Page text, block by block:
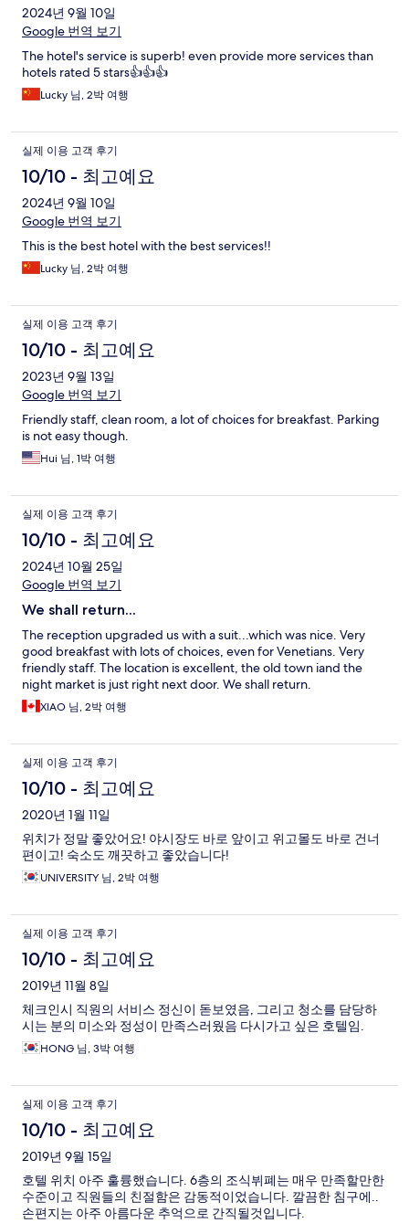
2024년 9월 10일
Google 번역 보기
The hotel's service is superb! even provide more services than
hotels rated 5 stars👍👍👍
Lucky 님, 2박 여행
실제 이용 고객 후기
10/10 - 최고예요
2024년 9월 10일
Google 번역 보기
This is the best hotel with the best services!!
Lucky 님, 2박 여행
실제 이용 고객 후기
10/10 - 최고예요
2023년 9월 13일
Google 번역 보기
Friendly staff, clean room, a lot of choices for breakfast. Parking
is not easy though.
Hui 님, 1박 여행
실제 이용 고객 후기
10/10 - 최고예요
2024년 10월 25일
Google 번역 보기
We shall return...
The reception upgraded us with a suit...which was nice. Very
good breakfast with lots of choices, even for Venetians. Very
friendly staff. The location is excellent, the old town iand the
night market is just right next door. We shall return.
XIAO 님, 2박 여행
실제 이용 고객 후기
10/10 - 최고예요
2020년 1월 11일
위치가 정말 좋았어요! 야시장도 바로 앞이고 위고몰도 바로 건너
편이고! 숙소도 깨끗하고 좋았습니다!
UNIVERSITY 님, 2박 여행
실제 이용 고객 후기
10/10 - 최고예요
2019년 11월 8일
체크인시 직원의 서비스 정신이 돋보였음, 그리고 청소를 담당하
시는 분의 미소와 정성이 만족스러웠음 다시가고 싶은 호텔임.
HONG 님, 3박 여행
실제 이용 고객 후기
10/10 - 최고예요
2019년 9월 15일
호텔 위치 아주 훌륭했습니다. 6층의 조식뷔폐는 매우 만족할만한
수준이고 직원들의 친절함은 감동적이었습니다. 깔끔한 침구에..
손편지는 아주 아름다운 추억으로 간직될것입니다.